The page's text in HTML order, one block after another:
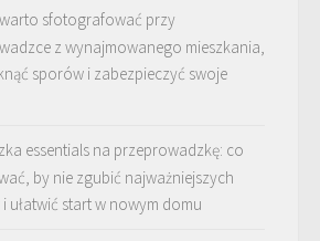
sfotografować przy
z wynajmowanego mieszkania,
sporów i zabezpieczyć swoje
essentials na przeprowadzkę: co
by nie zgubić najważniejszych
ułatwić start w nowym domu